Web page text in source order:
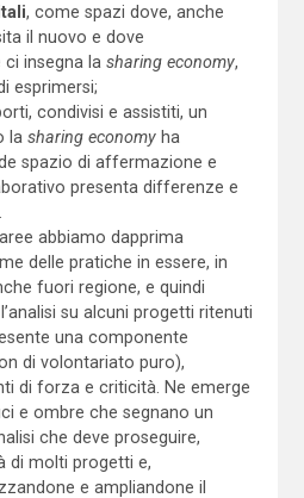
, come spazi dove, anche
il nuovo e dove
ci insegna lasharing economy,
esprimersi;
condivisi e assistiti, un
lasharing economy ha
spazio di affermazione e
presenta differenze e
abbiamo dapprima
delle pratiche in essere, in
fuori regione, e quindi
su alcuni progetti ritenuti
una componente
di volontariato puro),
di forza e criticità. Ne emerge
e ombre che segnano un
che deve proseguire,
di molti progetti e,
e ampliandone il